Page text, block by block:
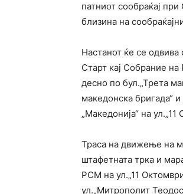
патниот сообраќај
близина на
Настанот ќе се
Старт кај Собрание
десно по бул.„Трета
македонска бригада“
„Македонија“ на ул.„11
Траса на движење на
штафетната трка и
РСМ на ул.„11
ул.„Митрополит